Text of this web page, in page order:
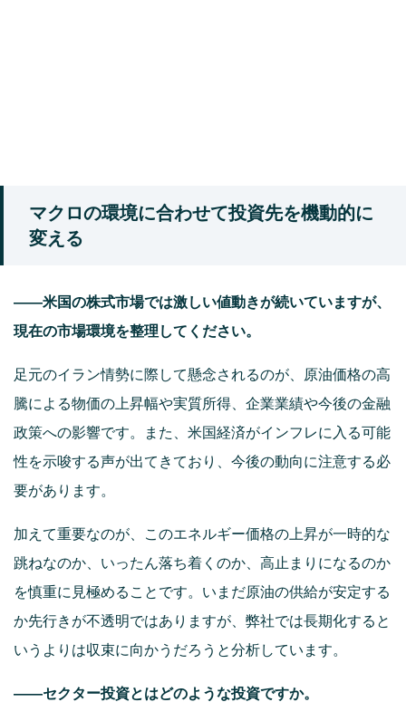
マクロの環境に合わせて投資先を機動的に
変える
――米国の株式市場では激しい値動きが続いていますが、
現在の市場環境を整理してください。
足元のイラン情勢に際して懸念されるのが、原油価格の高
騰による物価の上昇幅や実質所得、企業業績や今後の金融
政策への影響です。また、米国経済がインフレに入る可能
性を示唆する声が出てきており、今後の動向に注意する必
要があります。
加えて重要なのが、このエネルギー価格の上昇が一時的な
跳ねなのか、いったん落ち着くのか、高止まりになるのか
を慎重に見極めることです。いまだ原油の供給が安定する
か先行きが不透明ではありますが、弊社では長期化すると
いうよりは収束に向かうだろうと分析しています。
――セクター投資とはどのような投資ですか。